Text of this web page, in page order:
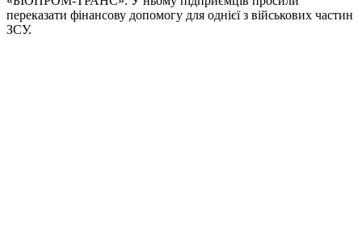
переказати фінансову допомогу для однієї з військових частин
ЗСУ.